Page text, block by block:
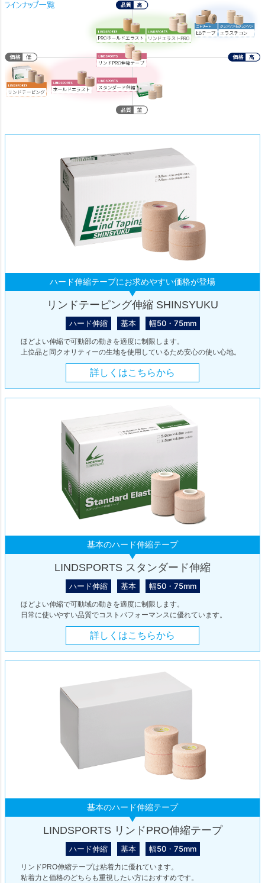
ハード伸縮テープにお求めやすい価格が登場
リンドテーピング伸縮 SHINSYUKU
ハード伸縮 基本 幅50・75mm
ほどよい伸縮で可動部の動きを適度に制限します。
上位品と同クオリティーの生地を使用しているため安心の使い心地。
詳しくはこちらから
基本のハード伸縮テープ
LINDSPORTS スタンダード伸縮
ハード伸縮 基本 幅50・75mm
ほどよい伸縮で可動域の動きを適度に制限します。
日常に使いやすい品質でコストパフォーマンスに優れています。
詳しくはこちらから
基本のハード伸縮テープ
LINDSPORTS リンドPRO伸縮テープ
ハード伸縮 基本 幅50・75mm
リンドPRO伸縮テープは粘着力に優れています。
粘着力と価格のどちらも重視したい方におすすめです。